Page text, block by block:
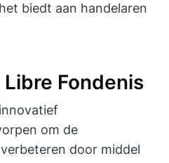
biedt aan handelaren
Fondenis
om de
door middel